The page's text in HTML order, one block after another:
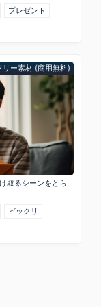
プレゼント
リー素材 (商用無料)
取るシーンをとら
ビックリ